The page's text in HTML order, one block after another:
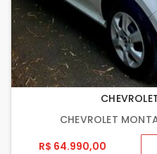
CHEVROLET
R$ 64.990,00